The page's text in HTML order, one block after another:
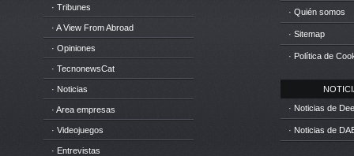
· Tribunes
· A View From Abroad
· Opiniones
· TecnonewsCat
· Noticias
· Area empresas
· Videojuegos
· Entrevistas
· Quién somos
· Sitemap
· Política de
· Noticias de
· Noticias de